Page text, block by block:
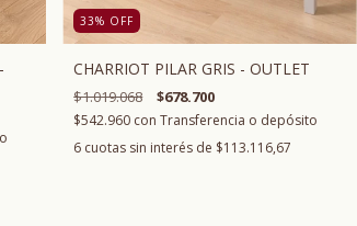
33% OFF
CHARRIOT PILAR GRIS - OUTLET
$1.019.068 $678.700
$542.960 con Transferencia o depósito
6 cuotas sin interés de $113.116,67